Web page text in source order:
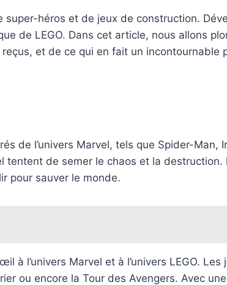
héros et de jeux de construction.
de LEGO. Dans cet article, nous allons
et de ce qui en fait un incontournable
de l’univers Marvel, tels que Spider-Man,
tentent de semer le chaos et la
pour sauver le monde.
l’univers Marvel et à l’univers LEGO.
ou encore la Tour des Avengers. Avec